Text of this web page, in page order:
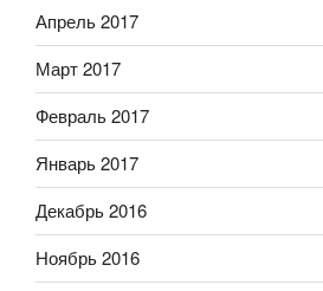
Апрель 2017
Март 2017
Февраль 2017
Январь 2017
Декабрь 2016
Ноябрь 2016